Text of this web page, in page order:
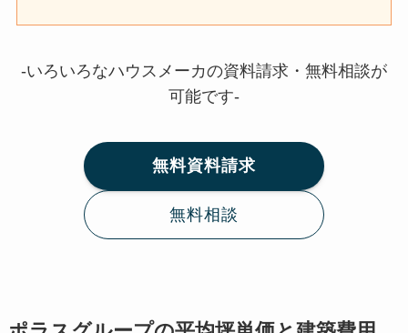
-いろいろなハウスメーカの資料請求・無料相談が
可能です-
無料資料請求
無料相談